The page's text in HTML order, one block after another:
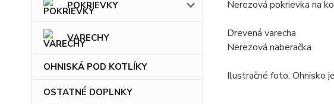
POKRIEVKY
VARECHY
OHNISKÁ POD KOTLÍKY
OSTATNÉ DOPLNKY
Nerezová pokrievka na
Drevená varecha
Nerezová naberačka
Ilustračné foto. Ohnisko